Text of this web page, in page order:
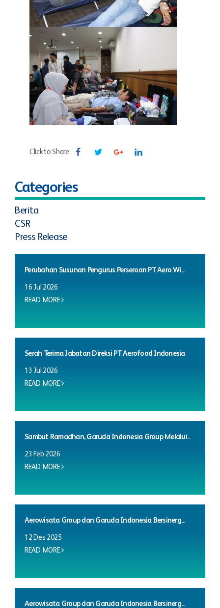
Click to Share
Categories
Berita
CSR
Press Release
Perubahan Susunan Pengurus Perseroan PT Aero Wi...
16 Jul 2026
READ MORE
Serah Terima Jabatan Direksi PT Aerofood Indonesia
13 Jul 2026
READ MORE
Sambut Ramadhan, Garuda Indonesia Group Melalui...
23 Feb 2026
READ MORE
Aerowisata Group dan Garuda Indonesia Bersinerg...
12 Des 2025
READ MORE
Aerowisata Group dan Garuda Indonesia Bersinerg...